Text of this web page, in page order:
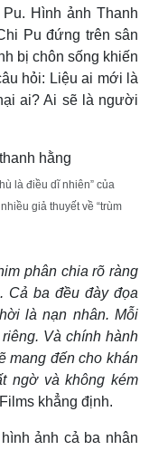
Hình ảnh Thanh
Pu đứng trên sân
bị chôn sống khiến
hỏi: Liệu ai mới là
ai? Ai sẽ là người
là điều dĩ nhiên” của
giả thuyết về “trùm
phân chia rõ ràng
Cả ba đều đày đọa
là nạn nhân. Mỗi
Và chính hành
mang đến cho khán
ngờ và không kém
khẳng định.
ảnh cả ba nhân